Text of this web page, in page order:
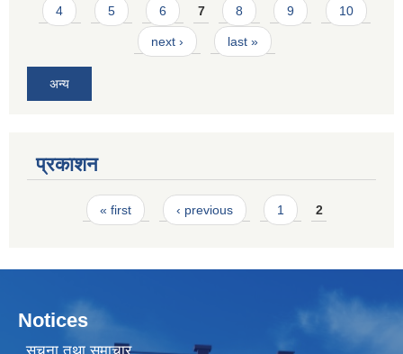
4 5 6 7 8 9 10
next › last »
अन्य
प्रकाशन
Pages« first ‹ previous 1 2
Notices